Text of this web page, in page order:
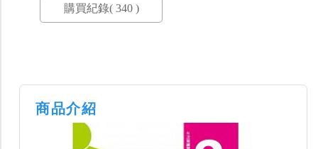
商品介紹